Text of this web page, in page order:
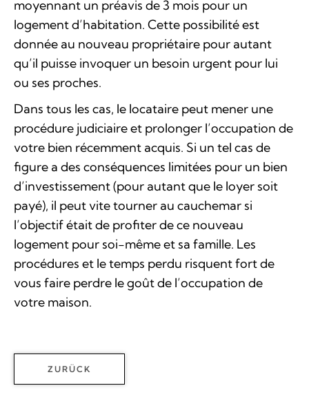
moyennant un préavis de 3 mois pour un
logement d’habitation. Cette possibilité est
donnée au nouveau propriétaire pour autant
qu’il puisse invoquer un besoin urgent pour lui
ou ses proches.
Dans tous les cas, le locataire peut mener une
procédure judiciaire et prolonger l’occupation de
votre bien récemment acquis. Si un tel cas de
figure a des conséquences limitées pour un bien
d’investissement (pour autant que le loyer soit
payé), il peut vite tourner au cauchemar si
l’objectif était de profiter de ce nouveau
logement pour soi-même et sa famille. Les
procédures et le temps perdu risquent fort de
vous faire perdre le goût de l’occupation de
votre maison.
ZURÜCK